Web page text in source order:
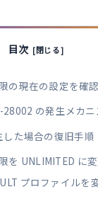
目次
の現在の設定を確
の発生メカニ
た場合の復旧手順
を UNLIMITED に
プロファイルを